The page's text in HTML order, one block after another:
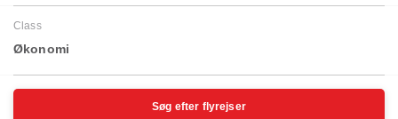
Class
Økonomi
Søg efter flyrejser